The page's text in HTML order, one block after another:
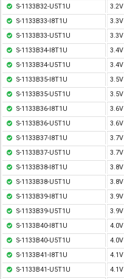
S-1133B32-U5T1U
3.2V
S-1133B33-I8T1U
3.3V
S-1133B33-U5T1U
3.3V
S-1133B34-I8T1U
3.4V
S-1133B34-U5T1U
3.4V
S-1133B35-I8T1U
3.5V
S-1133B35-U5T1U
3.5V
S-1133B36-I8T1U
3.6V
S-1133B36-U5T1U
3.6V
S-1133B37-I8T1U
3.7V
S-1133B37-U5T1U
3.7V
S-1133B38-I8T1U
3.8V
S-1133B38-U5T1U
3.8V
S-1133B39-I8T1U
3.9V
S-1133B39-U5T1U
3.9V
S-1133B40-I8T1U
4.0V
S-1133B40-U5T1U
4.0V
S-1133B41-I8T1U
4.1V
S-1133B41-U5T1U
4.1V